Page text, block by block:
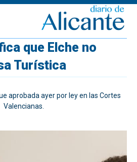
que Elche no
Turística
aprobada ayer por ley en las Cortes
Valencianas.